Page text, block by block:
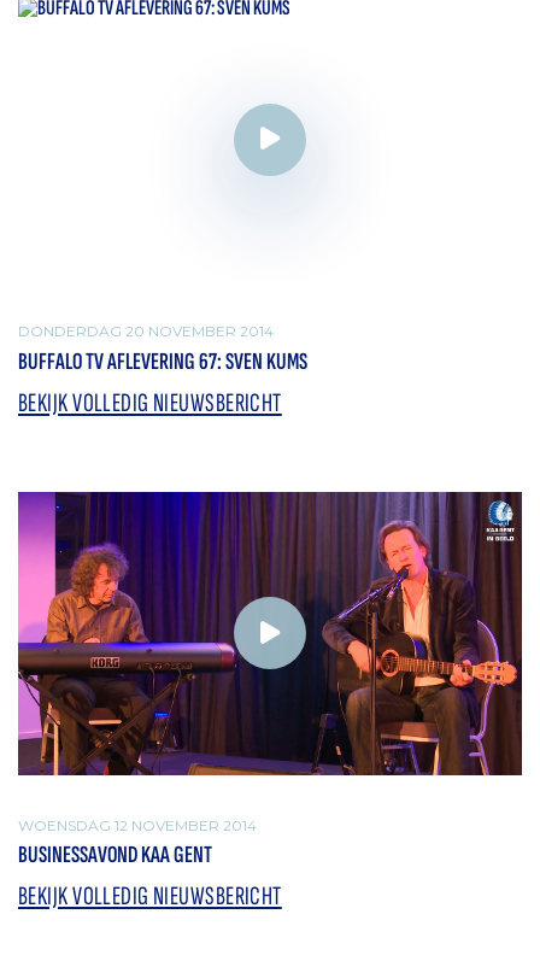
DONDERDAG 20 NOVEMBER 2014
BUFFALO TV AFLEVERING 67: SVEN KUMS
BEKIJK VOLLEDIG NIEUWSBERICHT
WOENSDAG 12 NOVEMBER 2014
BUSINESSAVOND KAA GENT
BEKIJK VOLLEDIG NIEUWSBERICHT